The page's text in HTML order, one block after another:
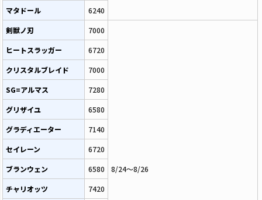
マタドール
6240
剣獣ノ刃
7000
8/24～8/26
ヒートスラッガー
6720
クリスタルブレイド
7000
SG=アルマス
7280
グリザイユ
6580
グラディエーター
7140
セイレーン
6720
ブランウェン
6580
チャリオッツ
7420